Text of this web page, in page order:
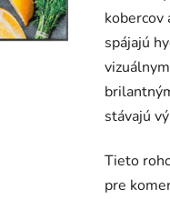
je
0,0
z
5
kobercov
spájajú
stávajú
Tieto
pre